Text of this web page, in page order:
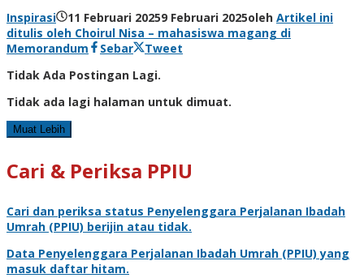
Inspirasi
11 Februari 20259 Februari 2025oleh Artikel ini
ditulis oleh Choirul Nisa – mahasiswa magang di
Memorandum
Sebar
Tweet
Tidak Ada Postingan Lagi.
Tidak ada lagi halaman untuk dimuat.
Muat Lebih
Cari & Periksa PPIU
Cari dan periksa status Penyelenggara Perjalanan Ibadah
Umrah (PPIU) berijin atau tidak.
Data Penyelenggara Perjalanan Ibadah Umrah (PPIU) yang
masuk daftar hitam.